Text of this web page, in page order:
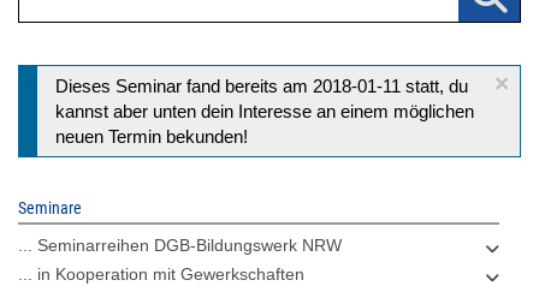
×
Statusmeldung
Dieses Seminar fand bereits am 2018-01-11 statt, du
kannst aber unten dein Interesse an einem möglichen
neuen Termin bekunden!
Seminare
... Seminarreihen DGB-Bildungswerk NRW
... in Kooperation mit Gewerkschaften